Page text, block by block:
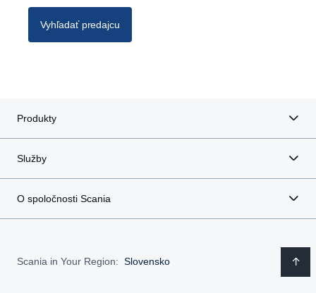
Vyhľadať predajcu
Produkty
Služby
O spoločnosti Scania
Scania in Your Region: Slovensko